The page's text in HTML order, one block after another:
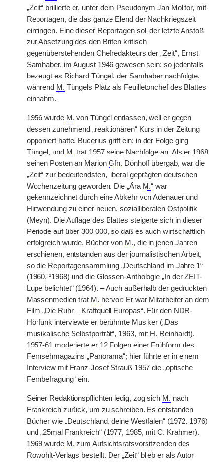
„Zeit“ brillierte er, unter dem Pseudonym Jan Molitor, mit
Reportagen, die das ganze Elend der Nachkriegszeit
einfingen. Eine dieser Reportagen soll der letzte Anstoß
zur Absetzung des den Briten kritisch
gegenüberstehenden Chefredakteurs der „Zeit“, Ernst
Samhaber, im August 1946 gewesen sein; so jedenfalls
bezeugt es Richard Tüngel, der Samhaber nachfolgte,
während M. Tüngels Platz als Feuilletonchef des Blattes
einnahm.
1956 wurde M. von Tüngel entlassen, weil er gegen
dessen zunehmend „reaktionären“ Kurs in der Zeitung
opponiert hatte. Bucerius griff ein; in der Folge ging
Tüngel, und M. trat 1957 seine Nachfolge an. Als er 1968
seinen Posten an Marion Gfn. Dönhoff übergab, war die
„Zeit“ zur bedeutendsten, liberal geprägten deutschen
Wochenzeitung geworden. Die „Ära M.“ war
gekennzeichnet durch eine Abkehr von Adenauer und
Hinwendung zu einer neuen, sozialliberalen Ostpolitik
(Meyn). Die Auflage des Blattes steigerte sich in dieser
Periode auf über 300 000, so daß es auch wirtschaftlich
erfolgreich wurde. Bücher von M., die in jenen Jahren
erschienen, entstanden aus der journalistischen Arbeit,
so die Reportagensammlung „Deutschland im Jahre 1“
(1960, ²1968) und die Glossen-Anthologie „In der ZEIT-
Lupe belichtet“ (1964). – Auch außerhalb der gedruckten
Massenmedien trat M. hervor: Er war Mitarbeiter an dem
Film „Die Ruhr – Kraftquell Europas“. Für den NDR-
Hörfunk interviewte er berühmte Musiker („Das
musikalische Selbstporträt“, 1963, mit H. Reinhardt).
1957-61 moderierte er 12 Folgen einer Frühform des
Fernsehmagazins „Panorama“; hier führte er in einem
Interview mit Franz-Josef Strauß 1957 die „optische
Fernbefragung“ ein.
Seiner Redaktionspflichten ledig, zog sich M. nach
Frankreich zurück, um zu schreiben. Es entstanden
Bücher wie „Deutschland, deine Westfalen“ (1972, 1976)
und „25mal Frankreich“ (1977, 1985, mit C. Krahmer).
1969 wurde M. zum Aufsichtsratsvorsitzenden des
Rowohlt-Verlags bestellt. Der „Zeit“ blieb er als Autor